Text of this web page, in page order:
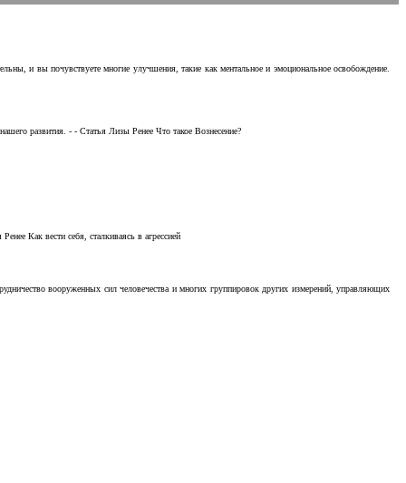
и вы почувствуете многие улучшения, такие как ментальное и эмоциональное освобождение.
развития. - - Статья Лизы Ренее Что такое Вознесение?
Как вести себя, сталкиваясь в агрессией
вооруженных сил человечества и многих группировок других измерений, управляющих